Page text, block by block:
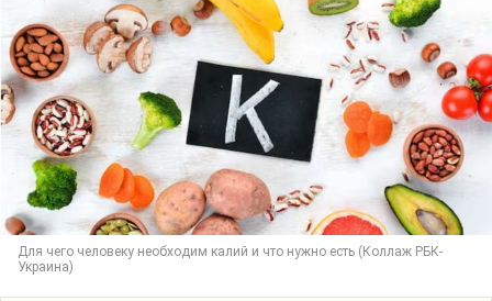
Для чего человеку необходим калий и что нужно есть (Коллаж РБК-
Украина)